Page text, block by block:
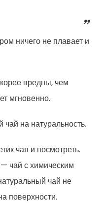
ничего не плавает и
вредны, чем
мгновенно.
на натуральность.
чая и посмотреть.
чай с химическим
чай не
поверхности.